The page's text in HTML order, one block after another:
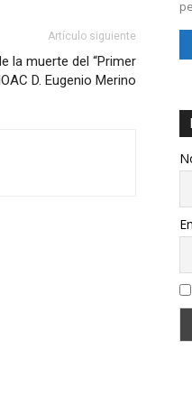
Artículo siguiente
la muerte del “Primer
D. Eugenio Merino